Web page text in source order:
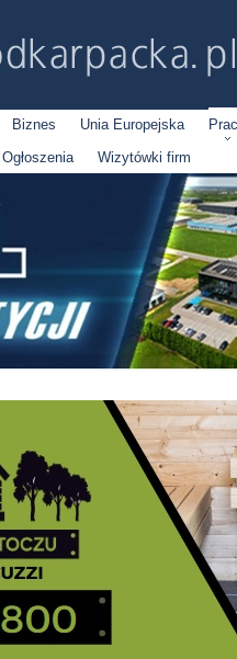
Biznes Unia Europejska
Ogłoszenia Wizytówki firm